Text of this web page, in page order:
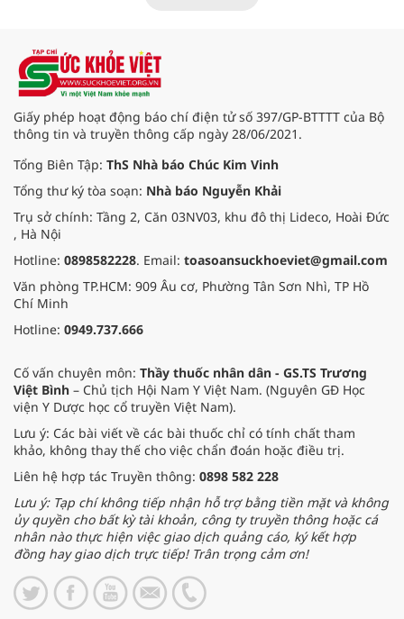
Giấy phép hoạt động báo chí điện tử số 397/GP-BTTTT của Bộ
thông tin và truyền thông cấp ngày 28/06/2021.
Tổng Biên Tập: ThS Nhà báo Chúc Kim Vinh
Tổng thư ký tòa soạn: Nhà báo Nguyễn Khải
Trụ sở chính: Tầng 2, Căn 03NV03, khu đô thị Lideco, Hoài Đức
, Hà Nội
Hotline: 0898582228. Email: toasoansuckhoeviet@gmail.com
Văn phòng TP.HCM: 909 Âu cơ, Phường Tân Sơn Nhì, TP Hồ
Chí Minh
Hotline: 0949.737.666
Cố vấn chuyên môn: Thầy thuốc nhân dân - GS.TS Trương
Việt Bình – Chủ tịch Hội Nam Y Việt Nam. (Nguyên GĐ Học
viện Y Dược học cổ truyền Việt Nam).
Lưu ý: Các bài viết về các bài thuốc chỉ có tính chất tham
khảo, không thay thế cho việc chẩn đoán hoặc điều trị.
Liên hệ hợp tác Truyền thông: 0898 582 228
Lưu ý: Tạp chí không tiếp nhận hỗ trợ bằng tiền mặt và không
ủy quyền cho bất kỳ tài khoản, công ty truyền thông hoặc cá
nhân nào thực hiện việc giao dịch quảng cáo, ký kết hợp
đồng hay giao dịch trực tiếp! Trân trọng cảm ơn!